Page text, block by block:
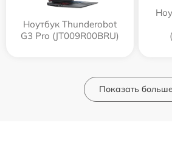
Ноутбук Thunderobot
G3 Pro (JT009R00BRU)
Показать больше